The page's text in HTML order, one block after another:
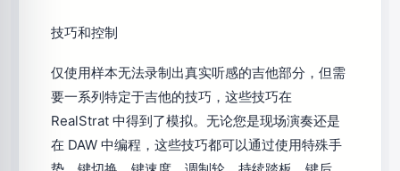
技巧和控制
仅使用样本无法录制出真实听感的吉他部分，但需
要一系列特定于吉他的技巧，这些技巧在
RealStrat 中得到了模拟。无论您是现场演奏还是
在 DAW 中编程，这些技巧都可以通过使用特殊手